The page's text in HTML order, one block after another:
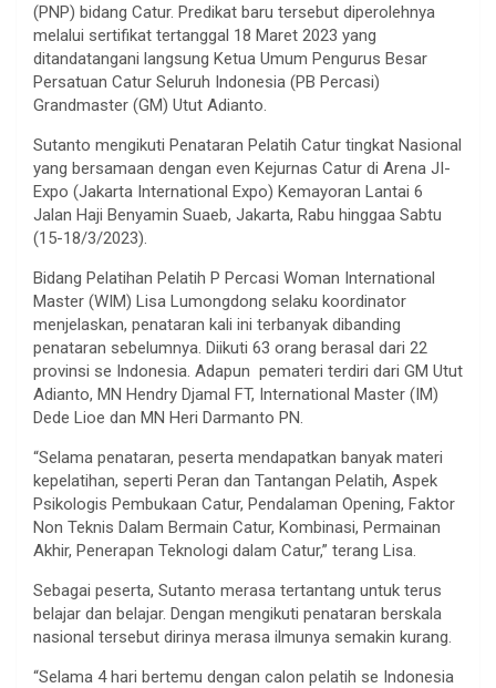
(PNP) bidang Catur. Predikat baru tersebut diperolehnya
melalui sertifikat tertanggal 18 Maret 2023 yang
ditandatangani langsung Ketua Umum Pengurus Besar
Persatuan Catur Seluruh Indonesia (PB Percasi)
Grandmaster (GM) Utut Adianto.
Sutanto mengikuti Penataran Pelatih Catur tingkat Nasional
yang bersamaan dengan even Kejurnas Catur di Arena JI-
Expo (Jakarta International Expo) Kemayoran Lantai 6
Jalan Haji Benyamin Suaeb, Jakarta, Rabu hinggaa Sabtu
(15-18/3/2023).
Bidang Pelatihan Pelatih P Percasi Woman International
Master (WIM) Lisa Lumongdong selaku koordinator
menjelaskan, penataran kali ini terbanyak dibanding
penataran sebelumnya. Diikuti 63 orang berasal dari 22
provinsi se Indonesia. Adapun pemateri terdiri dari GM Utut
Adianto, MN Hendry Djamal FT, International Master (IM)
Dede Lioe dan MN Heri Darmanto PN.
“Selama penataran, peserta mendapatkan banyak materi
kepelatihan, seperti Peran dan Tantangan Pelatih, Aspek
Psikologis Pembukaan Catur, Pendalaman Opening, Faktor
Non Teknis Dalam Bermain Catur, Kombinasi, Permainan
Akhir, Penerapan Teknologi dalam Catur,” terang Lisa.
Sebagai peserta, Sutanto merasa tertantang untuk terus
belajar dan belajar. Dengan mengikuti penataran berskala
nasional tersebut dirinya merasa ilmunya semakin kurang.
“Selama 4 hari bertemu dengan calon pelatih se Indonesia